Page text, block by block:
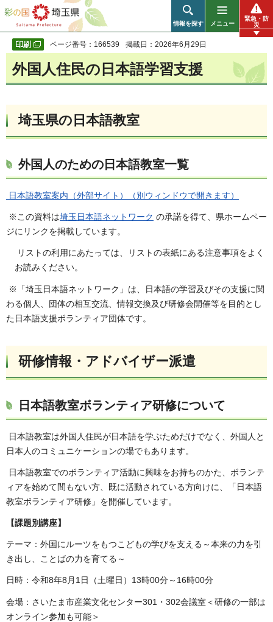
彩の国 埼玉県
情報を探す メニュー
緊急・防
災
ページ番号：166539 掲載日：2026年6月29日
外国人住民の日本語学習支援
埼玉県の日本語教室
外国人のための日本語教室一覧
日本語教室案内（外部サイト）（別ウィンドウで開きます）
※この資料は埼玉日本語ネットワーク の承諾を得て、県ホームペー
ジにリンクを掲載しています。
リストの利用にあたっては、リストの表紙にある注意事項をよく
お読みください。
※「埼玉日本語ネットワーク」は、日本語の学習及びその支援に関
わる個人、団体の相互交流、情報交換及び研修会開催等を目的とし
た日本語支援ボランティア団体です。
研修情報・アドバイザー派遣
日本語教室ボランティア研修について
日本語教室は外国人住民が日本語を学ぶためだけでなく、外国人と
日本人のコミュニケーションの場でもあります。
日本語教室でのボランティア活動に興味をお持ちのかた、ボランテ
ィアを始めて間もない方、既に活動されている方向けに、「日本語
教室ボランティア研修」を開催しています。
【課題別講座】
テーマ：外国にルーツをもつこどもの学びを支える～本来の力を引
き出し、ことばの力を育てる～
日時：令和8年8月1日（土曜日）13時00分～16時00分
会場：さいたま市産業文化センター301・302会議室＜研修の一部は
オンライン参加も可能＞